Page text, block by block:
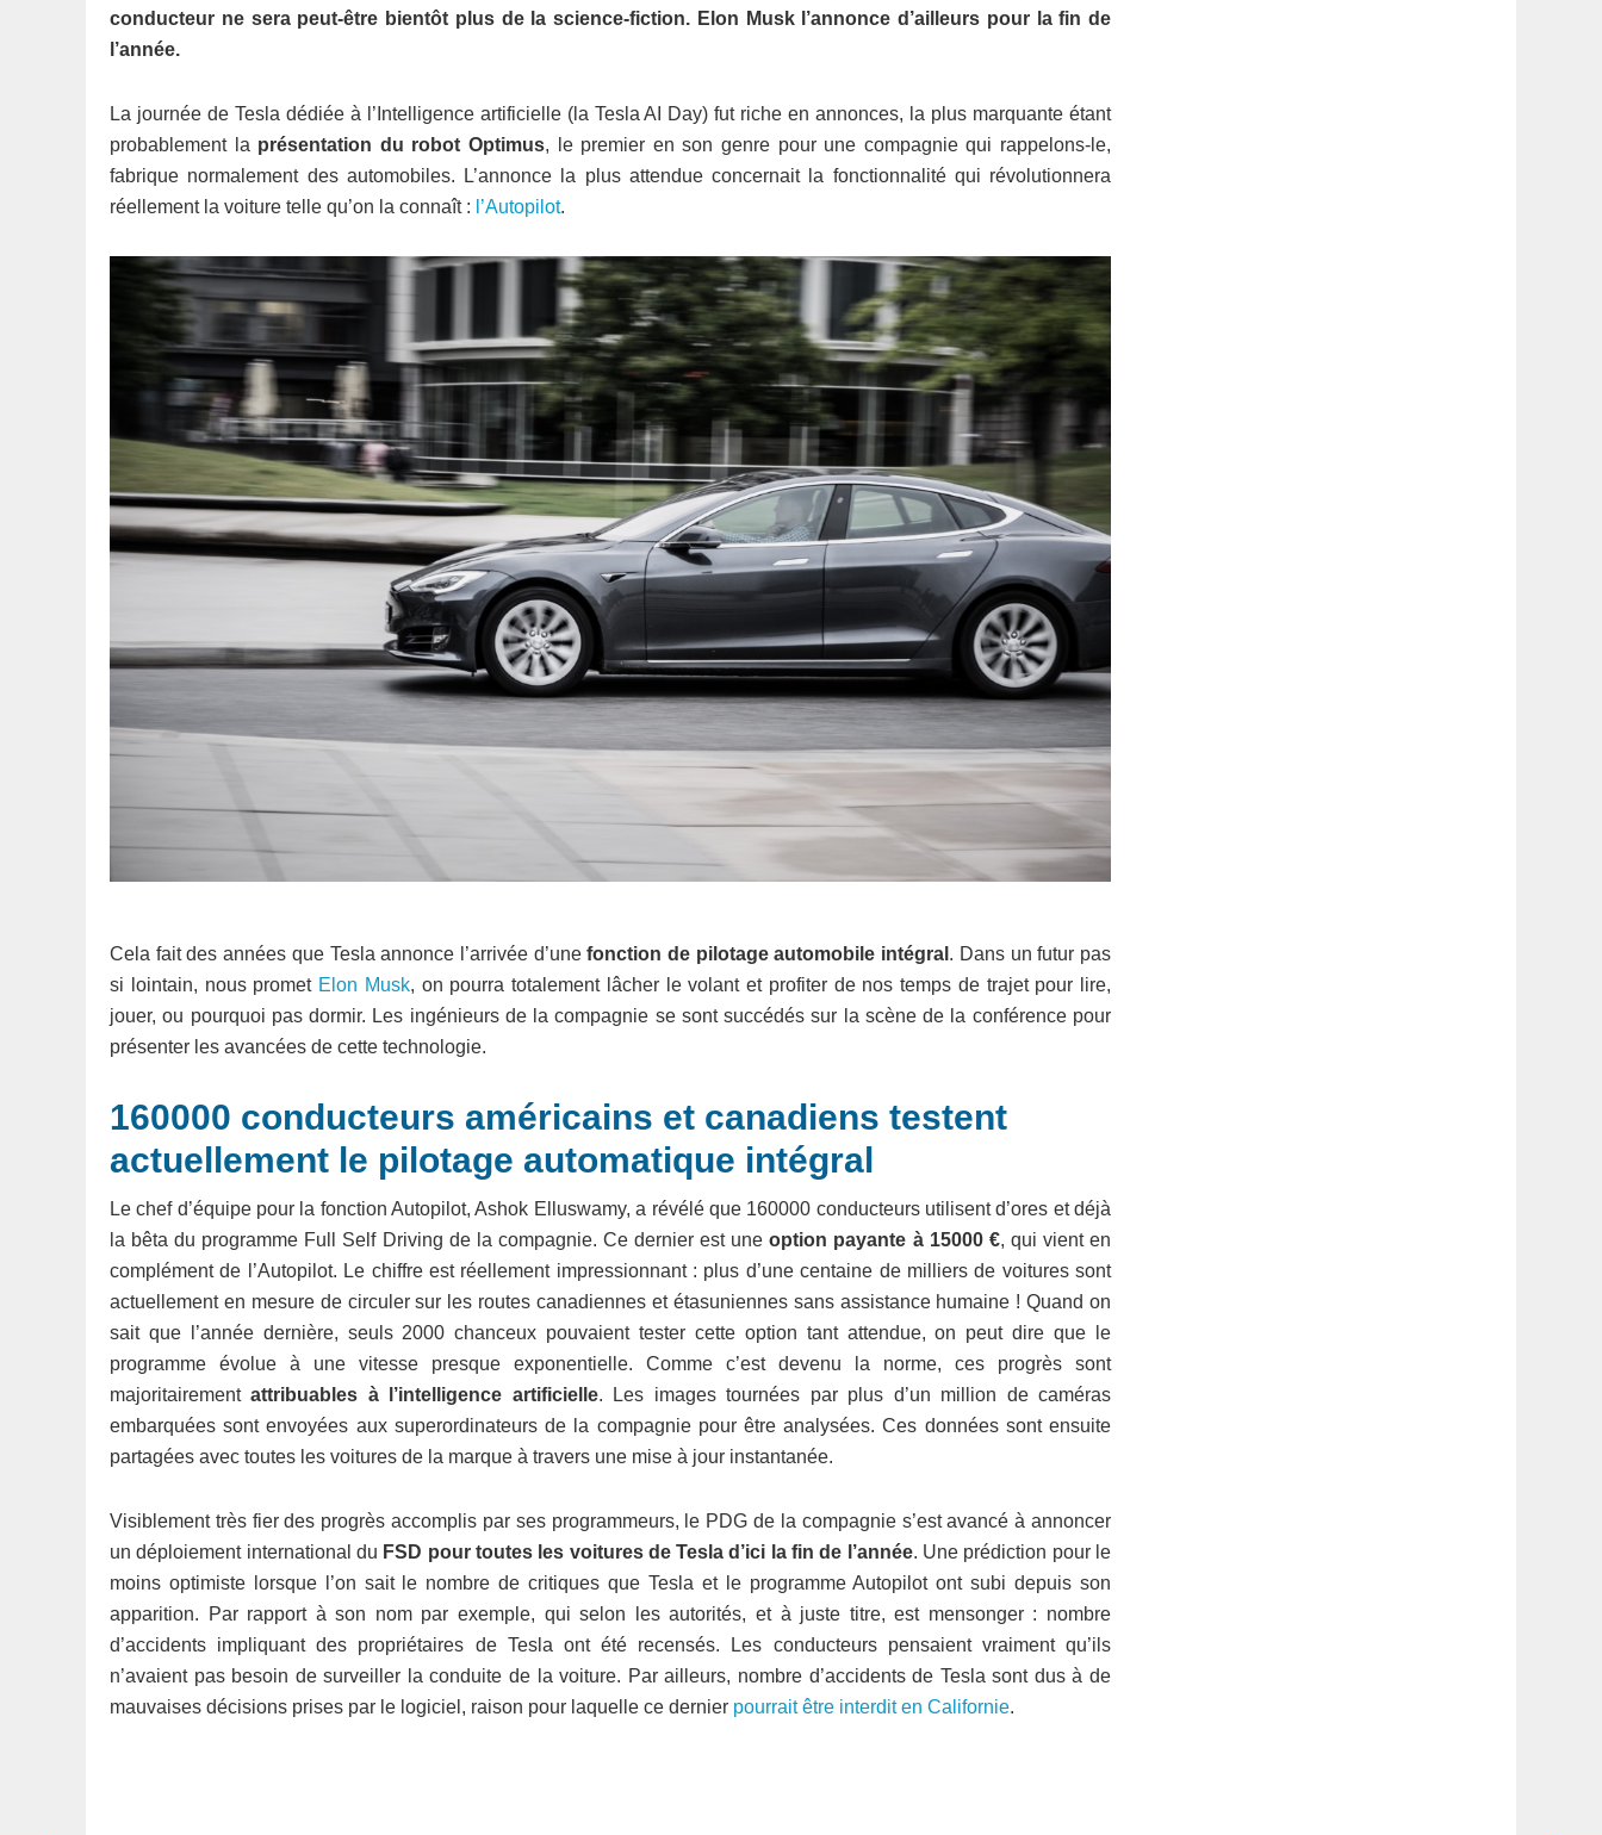
conducteur ne sera peut-être bientôt plus de la science-fiction. Elon Musk l’annonce d’ailleurs pour la fin de
l’année.
La journée de Tesla dédiée à l’Intelligence artificielle (la Tesla AI Day) fut riche en annonces, la plus marquante étant
probablement la présentation du robot Optimus, le premier en son genre pour une compagnie qui rappelons-le,
fabrique normalement des automobiles. L’annonce la plus attendue concernait la fonctionnalité qui révolutionnera
réellement la voiture telle qu’on la connaît : l’Autopilot.
Cela fait des années que Tesla annonce l’arrivée d’unefonction de pilotage automobile intégral . Dans un futur pas
si lointain, nous promet Elon Musk, on pourra totalement lâcher le volant et profiter de nos temps de trajet pour lire,
jouer, ou pourquoi pas dormir. Les ingénieurs de la compagnie se sont succédés sur la scène de la conférence pour
présenter les avancées de cette technologie.
160000 conducteurs américains et canadiens testent
actuellement le pilotage automatique intégral
Le chef d’équipe pour la fonction Autopilot, Ashok Elluswamy, a révélé que 160000 conducteurs utilisent d’ores et déjà
la bêta du programme Full Self Driving de la compagnie. Ce dernier est uneoption payante à 15000 €, qui vient en
complément de l’Autopilot. Le chiffre est réellement impressionnant : plus d’une centaine de milliers de voitures sont
actuellement en mesure de circuler sur les routes canadiennes et étasuniennes sans assistance humaine ! Quand on
sait que l’année dernière, seuls 2000 chanceux pouvaient tester cette option tant attendue, on peut dire que le
programme évolue à une vitesse presque exponentielle. Comme c’est devenu la norme, ces progrès sont
majoritairementattribuables à l’intelligence artificielle. Les images tournées par plus d’un million de caméras
embarquées sont envoyées aux superordinateurs de la compagnie pour être analysées. Ces données sont ensuite
partagées avec toutes les voitures de la marque à travers une mise à jour instantanée.
Visiblement très fier des progrès accomplis par ses programmeurs, le PDG de la compagnie s’est avancé à annoncer
un déploiement international du FSD pour toutes les voitures de Tesla d’ici la fin de l’année. Une prédiction pour le
moins optimiste lorsque l’on sait le nombre de critiques que Tesla et le programme Autopilot ont subi depuis son
apparition. Par rapport à son nom par exemple, qui selon les autorités, et à juste titre, est mensonger : nombre
d’accidents impliquant des propriétaires de Tesla ont été recensés. Les conducteurs pensaient vraiment qu’ils
n’avaient pas besoin de surveiller la conduite de la voiture. Par ailleurs, nombre d’accidents de Tesla sont dus à de
mauvaises décisions prises par le logiciel, raison pour laquelle ce dernier pourrait être interdit en Californie.